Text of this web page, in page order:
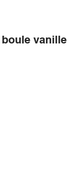
vanille